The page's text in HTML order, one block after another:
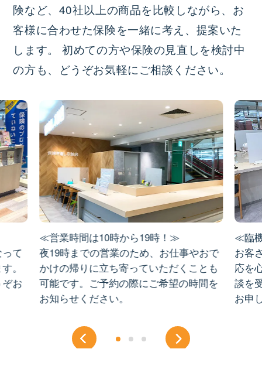
険など、40社以上の商品を比較しながら、お
客様に合わせた保険を一緒に考え、提案いた
します。 初めての方や保険の見直しを検討中
の方も、どうぞお気軽にご相談ください。
て
。
お
≪営業時間は10時から19時！≫
夜19時までの営業のため、お仕事やおで
かけの帰りに立ち寄っていただくことも
可能です。ご予約の際にご希望の時間を
お知らせください。
≪臨
お客
応を
談を
お申